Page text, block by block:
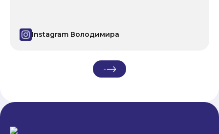
Instagram Володимира